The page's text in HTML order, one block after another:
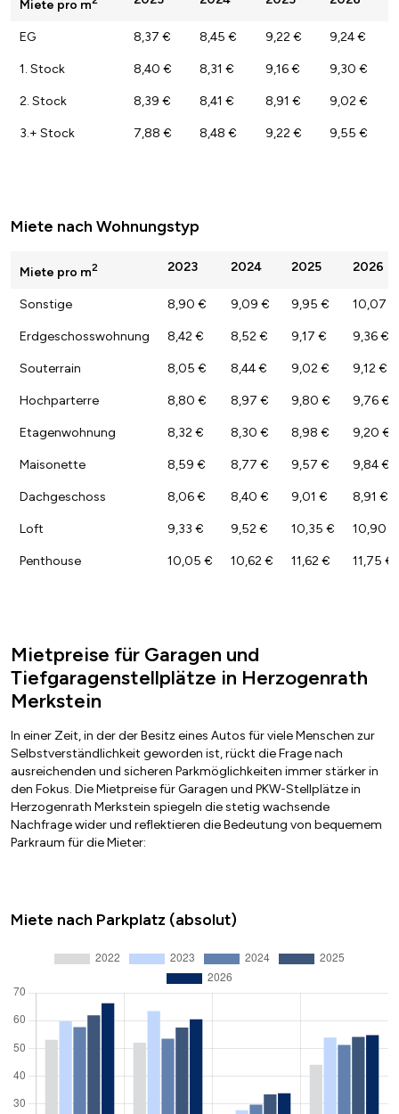
Miete pro m
EG 8,37 € 8,45 € 9,22 € 9,24 €
1. Stock 8,40 € 8,31 € 9,16 € 9,30 €
2. Stock 8,39 € 8,41 € 8,91 € 9,02 €
3.+ Stock 7,88 € 8,48 € 9,22 € 9,55 €
Miete nach Wohnungstyp
Miete pro m2 2023 2024 2025 2026
Sonstige 8,90 € 9,09 € 9,95 € 10,07 €
Erdgeschosswohnung 8,42 € 8,52 € 9,17 € 9,36 €
Souterrain 8,05 € 8,44 € 9,02 € 9,12 €
Hochparterre 8,80 € 8,97 € 9,80 € 9,76 €
Etagenwohnung 8,32 € 8,30 € 8,98 € 9,20 €
Maisonette 8,59 € 8,77 € 9,57 € 9,84 €
Dachgeschoss 8,06 € 8,40 € 9,01 € 8,91 €
Loft 9,33 € 9,52 € 10,35 € 10,90 €
Penthouse 10,05 € 10,62 € 11,62 € 11,75 €
Mietpreise für Garagen und
Tiefgaragenstellplätze in Herzogenrath
Merkstein
In einer Zeit, in der der Besitz eines Autos für viele Menschen zur
Selbstverständlichkeit geworden ist, rückt die Frage nach
ausreichenden und sicheren Parkmöglichkeiten immer stärker in
den Fokus. Die Mietpreise für Garagen und PKW-Stellplätze in
Herzogenrath Merkstein spiegeln die stetig wachsende
Nachfrage wider und reflektieren die Bedeutung von bequemem
Parkraum für die Mieter:
Miete nach Parkplatz (absolut)